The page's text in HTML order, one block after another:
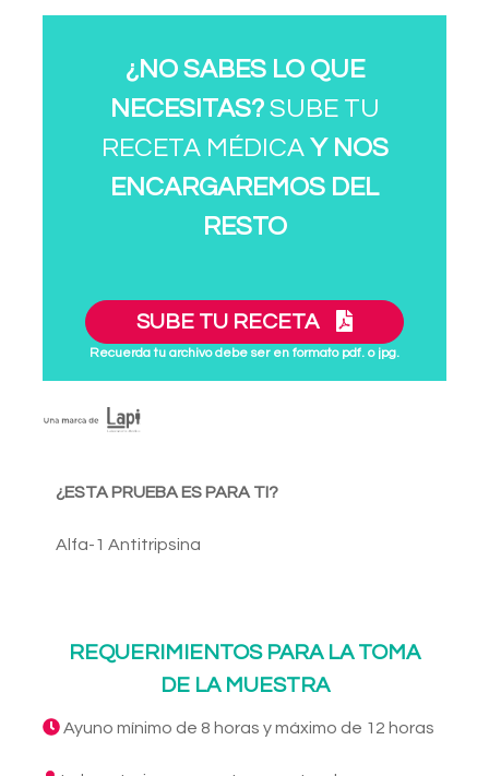
¿NO SABES LO QUE
NECESITAS?SUBE TU
RECETA MÉDICA Y NOS
ENCARGAREMOS DEL
RESTO
SUBE TU RECETA
Recuerda tu archivo debe ser en formato pdf. o jpg.
¿ESTA PRUEBA ES PARA TI?
Alfa-1 Antitripsina
REQUERIMIENTOS PARA LA TOMA
DE LA MUESTRA
Ayuno mínimo de 8 horas y máximo de 12 horas